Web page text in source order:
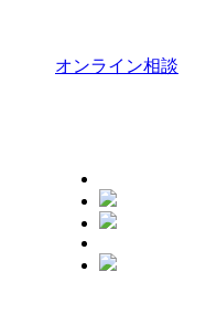
オンライン相談